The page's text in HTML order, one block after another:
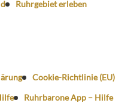
Ruhrgebiet erleben
Cookie-Richtlinie (EU)
Ruhrbarone App – Hilfe